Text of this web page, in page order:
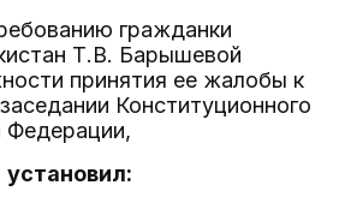
гражданки
Т.В. Барышевой
принятия ее жалобы к
Конституционного
Федерации,
установил: